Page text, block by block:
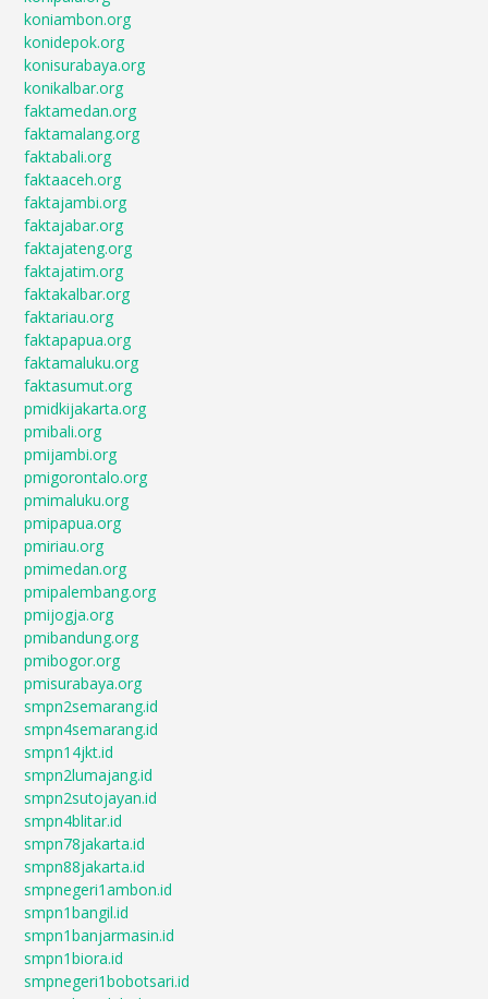
koniambon.org
konidepok.org
konisurabaya.org
konikalbar.org
faktamedan.org
faktamalang.org
faktabali.org
faktaaceh.org
faktajambi.org
faktajabar.org
faktajateng.org
faktajatim.org
faktakalbar.org
faktariau.org
faktapapua.org
faktamaluku.org
faktasumut.org
pmidkijakarta.org
pmibali.org
pmijambi.org
pmigorontalo.org
pmimaluku.org
pmipapua.org
pmiriau.org
pmimedan.org
pmipalembang.org
pmijogja.org
pmibandung.org
pmibogor.org
pmisurabaya.org
smpn2semarang.id
smpn4semarang.id
smpn14jkt.id
smpn2lumajang.id
smpn2sutojayan.id
smpn4blitar.id
smpn78jakarta.id
smpn88jakarta.id
smpnegeri1ambon.id
smpn1bangil.id
smpn1banjarmasin.id
smpn1biora.id
smpnegeri1bobotsari.id